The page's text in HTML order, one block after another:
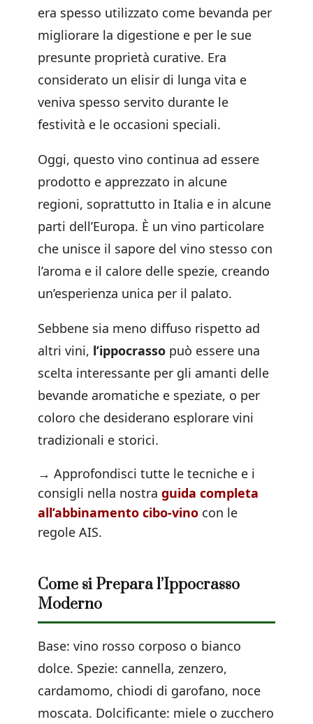
era spesso utilizzato come bevanda per
migliorare la digestione e per le sue
presunte proprietà curative. Era
considerato un elisir di lunga vita e
veniva spesso servito durante le
festività e le occasioni speciali.
Oggi, questo vino continua ad essere
prodotto e apprezzato in alcune
regioni, soprattutto in Italia e in alcune
parti dell’Europa. È un vino particolare
che unisce il sapore del vino stesso con
l’aroma e il calore delle spezie, creando
un’esperienza unica per il palato.
Sebbene sia meno diffuso rispetto ad
altri vini, l’ippocrasso può essere una
scelta interessante per gli amanti delle
bevande aromatiche e speziate, o per
coloro che desiderano esplorare vini
tradizionali e storici.
→ Approfondisci tutte le tecniche e i
consigli nella nostra guida completa
all’abbinamento cibo-vino con le
regole AIS.
Come si Prepara l’Ippocrasso
Moderno
Base: vino rosso corposo o bianco
dolce. Spezie: cannella, zenzero,
cardamomo, chiodi di garofano, noce
moscata. Dolcificante: miele o zucchero